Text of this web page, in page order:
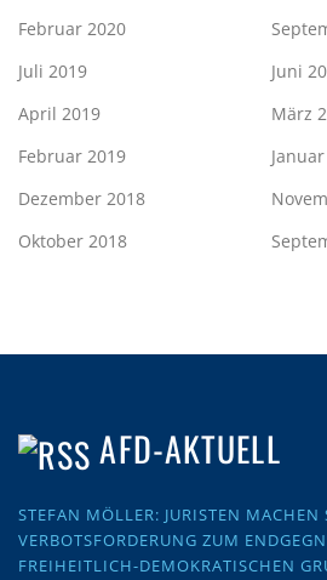
Februar 2020
Juli 2019
Juni
April 2019
März
Februar 2019
Dezember 2018
Oktober 2018
AFD-AKTUELL
STEFAN MÖLLER: JURISTEN
VERBOTSFORDERUNG ZUM
FREIHEITLICH-DEMOKRATISCHEN